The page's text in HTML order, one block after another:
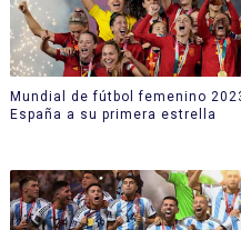
Mundial de fútbol femenino
España a su primera estrella